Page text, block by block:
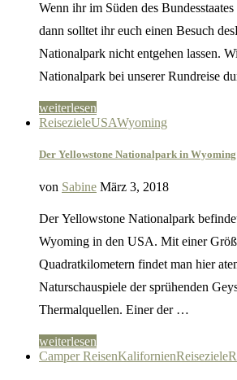
Wenn ihr im Süden des
dann solltet ihr euch einen Besuch
Nationalpark nicht entgehen lassen.
Nationalpark bei unserer Rundreise
weiterlesen
ReisezieleUSAWyoming
Der Yellowstone Nationalpark in Wyoming
von Sabine März 3, 2018
Der Yellowstone Nationalpark
Wyoming in den USA. Mit einer
Quadratkilometern findet man hier
Naturschauspiele der sprühenden
Thermalquellen. Einer der …
weiterlesen
Camper ReisenKalifornienReiseziele